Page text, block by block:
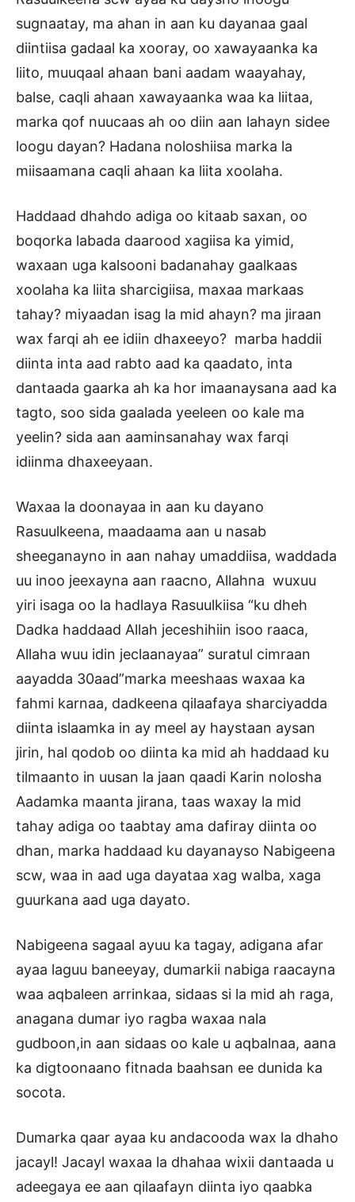
sugnaatay, ma ahan in aan ku dayanaa gaal
diintiisa gadaal ka xooray, oo xawayaanka ka
liito, muuqaal ahaan bani aadam waayahay,
balse, caqli ahaan xawayaanka waa ka liitaa,
marka qof nuucaas ah oo diin aan lahayn sidee
loogu dayan? Hadana noloshiisa marka la
miisaamana caqli ahaan ka liita xoolaha.
Haddaad dhahdo adiga oo kitaab saxan, oo
boqorka labada daarood xagiisa ka yimid,
waxaan uga kalsooni badanahay gaalkaas
xoolaha ka liita sharcigiisa, maxaa markaas
tahay? miyaadan isag la mid ahayn? ma jiraan
wax farqi ah ee idiin dhaxeeyo? marba haddii
diinta inta aad rabto aad ka qaadato, inta
dantaada gaarka ah ka hor imaanaysana aad ka
tagto, soo sida gaalada yeeleen oo kale ma
yeelin? sida aan aaminsanahay wax farqi
idiinma dhaxeeyaan.
Waxaa la doonayaa in aan ku dayano
Rasuulkeena, maadaama aan u nasab
sheeganayno in aan nahay umaddiisa, waddada
uu inoo jeexayna aan raacno, Allahna wuxuu
yiri isaga oo la hadlaya Rasuulkiisa “ku dheh
Dadka haddaad Allah jeceshihiin isoo raaca,
Allaha wuu idin jeclaanayaa” suratul cimraan
aayadda 30aad”marka meeshaas waxaa ka
fahmi karnaa, dadkeena qilaafaya sharciyadda
diinta islaamka in ay meel ay haystaan aysan
jirin, hal qodob oo diinta ka mid ah haddaad ku
tilmaanto in uusan la jaan qaadi Karin nolosha
Aadamka maanta jirana, taas waxay la mid
tahay adiga oo taabtay ama dafiray diinta oo
dhan, marka haddaad ku dayanayso Nabigeena
scw, waa in aad uga dayataa xag walba, xaga
guurkana aad uga dayato.
Nabigeena sagaal ayuu ka tagay, adigana afar
ayaa laguu baneeyay, dumarkii nabiga raacayna
waa aqbaleen arrinkaa, sidaas si la mid ah raga,
anagana dumar iyo ragba waxaa nala
gudboon,in aan sidaas oo kale u aqbalnaa, aana
ka digtoonaano fitnada baahsan ee dunida ka
socota.
Dumarka qaar ayaa ku andacooda wax la dhaho
jacayl! Jacayl waxaa la dhahaa wixii dantaada u
adeegaya ee aan qilaafayn diinta iyo qaabka